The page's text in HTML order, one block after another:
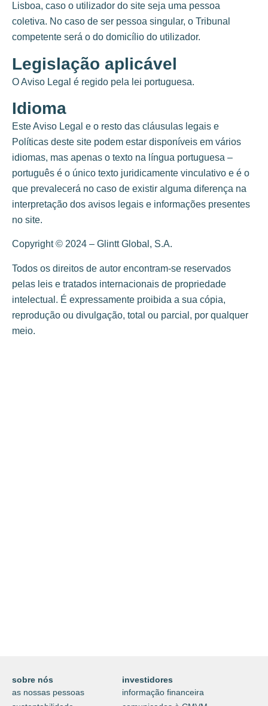
Lisboa, caso o utilizador do site seja uma pessoa
coletiva. No caso de ser pessoa singular, o Tribunal
competente será o do domicílio do utilizador.
Legislação aplicável
O Aviso Legal é regido pela lei portuguesa.
Idioma
Este Aviso Legal e o resto das cláusulas legais e
Políticas deste site podem estar disponíveis em vários
idiomas, mas apenas o texto na língua portuguesa –
português é o único texto juridicamente vinculativo e é o
que prevalecerá no caso de existir alguma diferença na
interpretação dos avisos legais e informações presentes
no site.
Copyright © 2024 – Glintt Global, S.A.
Todos os direitos de autor encontram-se reservados
pelas leis e tratados internacionais de propriedade
intelectual. É expressamente proibida a sua cópia,
reprodução ou divulgação, total ou parcial, por qualquer
meio.
sobre nós
as nossas pessoas
investidores
informação financeira